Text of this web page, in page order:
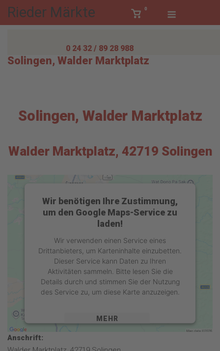
SkipRieder Märkte
View0
0 24 32 / 89 28 988
Solingen, Walder Marktplatz
Solingen, Walder Marktplatz
Walder Marktplatz, 42719 Solingen
Wir benötigen Ihre Zustimmung,
um den Google Maps-Service zu
laden!
Wir verwenden einen Service eines
Drittanbieters, um Karteninhalte einzubetten.
Dieser Service kann Daten zu Ihren
Aktivitäten sammeln. Bitte lesen Sie die
Details durch und stimmen Sie der Nutzung
des Service zu, um diese Karte anzuzeigen.
MEHR
INFORMATIONEN
AKZEPTIEREN
Anschrift: